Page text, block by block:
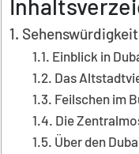
Einblick in
Das
Feilschen im
Die
Über den